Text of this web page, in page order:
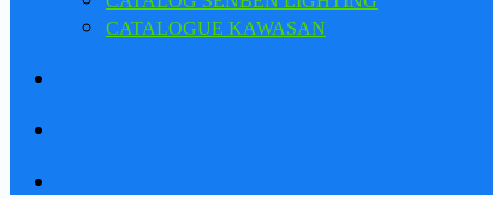
CATALOGUE KAWASAN